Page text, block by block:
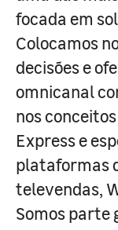
focada em
Colocamos
decisões e
omnicanal
nos
Express e
plataformas
televendas,
Somos parte